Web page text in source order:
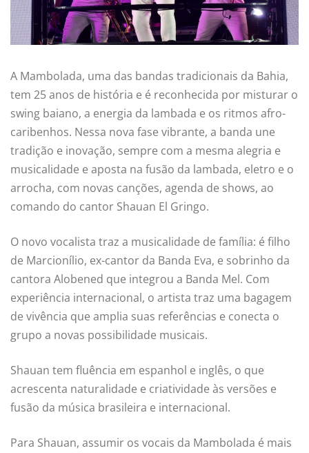
A Mambolada, uma das bandas tradicionais da Bahia,
tem 25 anos de história e é reconhecida por misturar o
swing baiano, a energia da lambada e os ritmos afro-
caribenhos. Nessa nova fase vibrante, a banda une
tradição e inovação, sempre com a mesma alegria e
musicalidade e aposta na fusão da lambada, eletro e o
arrocha, com novas canções, agenda de shows, ao
comando do cantor Shauan El Gringo.
O novo vocalista traz a musicalidade de família: é filho
de Marcionílio, ex-cantor da Banda Eva, e sobrinho da
cantora Alobened que integrou a Banda Mel. Com
experiência internacional, o artista traz uma bagagem
de vivência que amplia suas referências e conecta o
grupo a novas possibilidade musicais.
Shauan tem fluência em espanhol e inglês, o que
acrescenta naturalidade e criatividade às versões e
fusão da música brasileira e internacional.
Para Shauan, assumir os vocais da Mambolada é mais